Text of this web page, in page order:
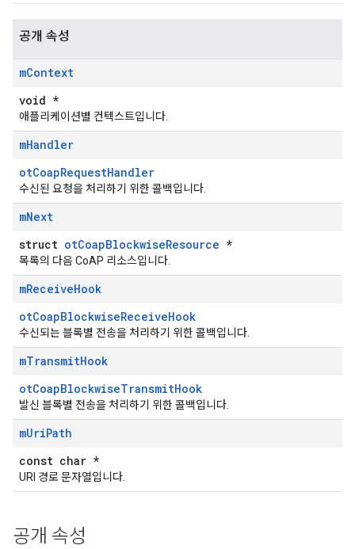
공개 속성
mContext
void *
애플리케이션별 컨텍스트입니다.
mHandler
otCoapRequestHandler
수신된 요청을 처리하기 위한 콜백입니다.
mNext
struct otCoapBlockwiseResource *
목록의 다음 CoAP 리소스입니다.
mReceiveHook
otCoapBlockwiseReceiveHook
수신되는 블록별 전송을 처리하기 위한 콜백입니다.
mTransmitHook
otCoapBlockwiseTransmitHook
발신 블록별 전송을 처리하기 위한 콜백입니다.
mUriPath
const char *
URI 경로 문자열입니다.
공개 속성